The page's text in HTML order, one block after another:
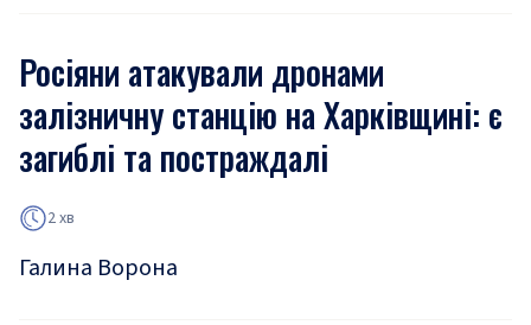
Росіяни атакували дронами
залізничну станцію на Харківщині: є
загиблі та постраждалі
2 хв
Галина Ворона